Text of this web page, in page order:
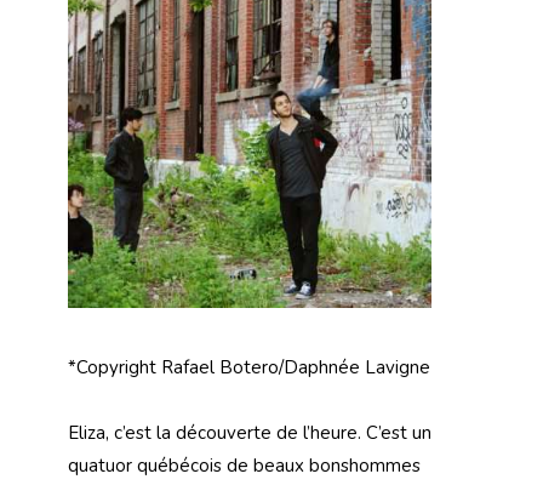
*Copyright Rafael Botero/Daphnée Lavigne
Eliza, c’est la découverte de l’heure. C’est un
quatuor québécois de beaux bonshommes